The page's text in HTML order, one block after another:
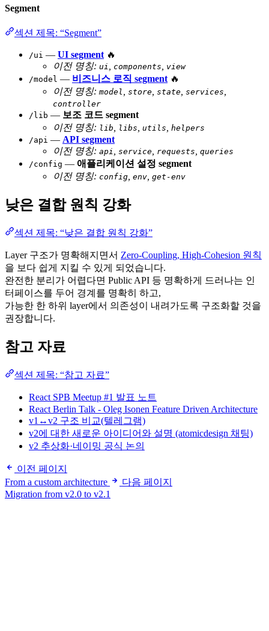
Segment
섹션 제목: “Segment”
/ui — UI segment🔥
이전 명칭: ui, components, view
/model — 비즈니스 로직 segment🔥
이전 명칭: model, store, state, services,
controller
/lib — 보조 코드 segment
이전 명칭: lib, libs, utils, helpers
/api — API segment
이전 명칭: api, service, requests, queries
/config — 애플리케이션 설정 segment
이전 명칭: config, env, get-env
낮은 결합 원칙 강화
섹션 제목: “낮은 결합 원칙 강화”
Layer 구조가 명확해지면서 Zero-Coupling, High-Cohesion 원칙
을 보다 쉽게 지킬 수 있게 되었습니다.
완전한 분리가 어렵다면 Public API 등 명확하게 드러나는 인
터페이스를 두어 경계를 명확히 하고,
가능한 한 하위 layer에서 의존성이 내려가도록 구조화할 것을
권장합니다.
참고 자료
섹션 제목: “참고 자료”
React SPB Meetup #1 발표 노트
React Berlin Talk - Oleg Isonen Feature Driven Architecture
v1↔v2 구조 비교(텔레그램)
v2에 대한 새로운 아이디어와 설명 (atomicdesign 채팅)
v2 추상화·네이밍 공식 논의
이전 페이지
From a custom architecture
다음 페이지
Migration from v2.0 to v2.1